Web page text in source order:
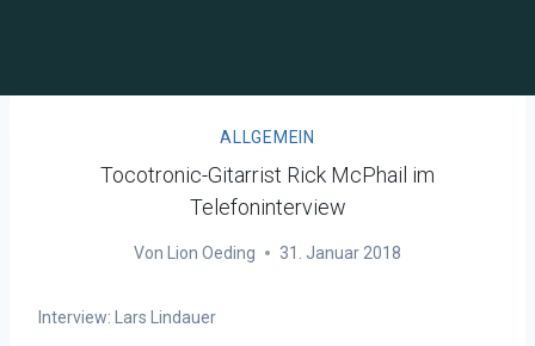
ALLGEMEIN
Tocotronic-Gitarrist Rick McPhail im
Telefoninterview
Von Lion Oeding 31. Januar 2018
Interview: Lars Lindauer